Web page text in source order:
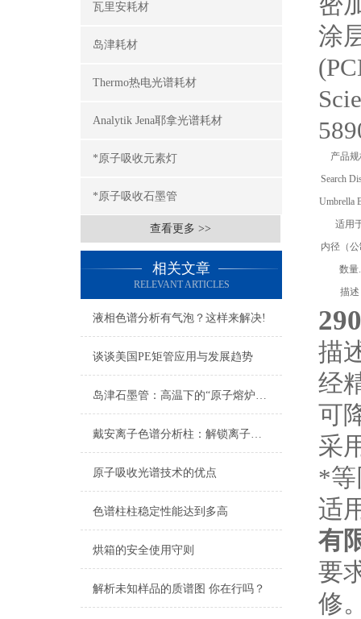
瓦里安耗材
岛津耗材
Thermo热电光谱耗材
Analytik Jena耶拿光谱耗材
*原子吸收元素灯
*原子吸收石墨管
查看更多 >>
相关文章
RELEVANT ARTICLES
液相色谱分析有气泡？这样来解决!
谈谈美国PE矩管应用与发展趋势
岛津石墨管：高温下的“原子熔炉”，痕量分析的基石
戴安离子色谱分析柱：解锁离子分析的奥秘之门
原子吸收光谱技术的优点
色谱柱柱稳定性能达到多高
烘箱的安全使用守则
解析未知样品的质谱图 你在行吗？
涂
产品
Search
Umbrella
适用
内径（
数量.
描述
描
经
可
采
*等
适
有
要
修